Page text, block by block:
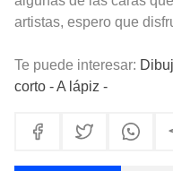
artistas, espero que
Te puede interesar:
corto - A lápiz -